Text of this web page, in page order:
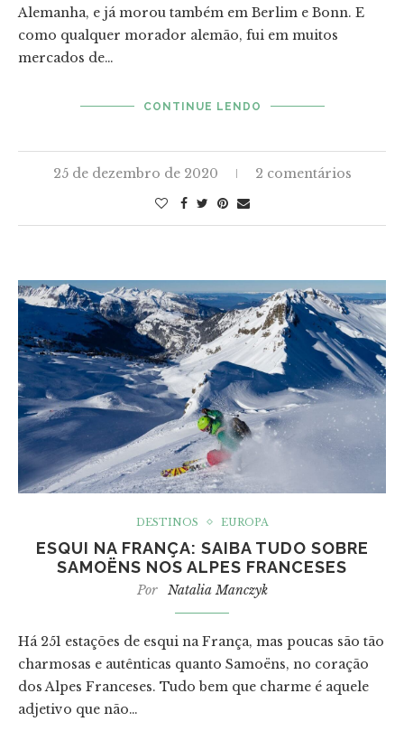
Alemanha, e já morou também em Berlim e Bonn. E
como qualquer morador alemão, fui em muitos
mercados de…
CONTINUE LENDO
25 de dezembro de 2020 2 comentários
DESTINOS EUROPA
ESQUI NA FRANÇA: SAIBA TUDO SOBRE
SAMOËNS NOS ALPES FRANCESES
Por Natalia Manczyk
Há 251 estações de esqui na França, mas poucas são tão
charmosas e autênticas quanto Samoëns, no coração
dos Alpes Franceses. Tudo bem que charme é aquele
adjetivo que não…